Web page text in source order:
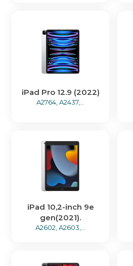
iPad Pro 12.9 (2022)
A2764, A2437,...
iPad 10,2-inch 9e
gen(2021).
A2602, A2603,...